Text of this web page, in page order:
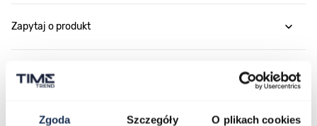
Zgoda Szczegóły O plikach cookies
Zapytaj o produkt
Płatność i dostawa